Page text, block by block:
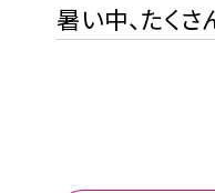
暑い中、たくさ